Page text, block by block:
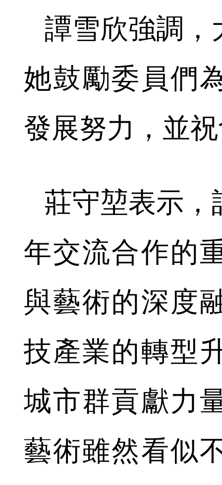
譚雪欣強調，
她鼓勵委員們
發展努力，並
莊守堃表示，
年交流合作的
與藝術的深度
技產業的轉型
城市群貢獻力
藝術雖然看似